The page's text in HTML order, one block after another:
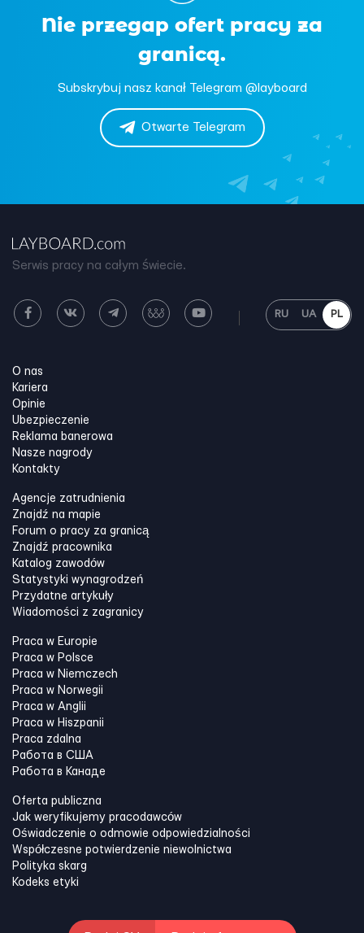
Nie przegap ofert pracy za
granicą.
Subskrybuj nasz kanał Telegram @layboard
Otwarte Telegram
Serwis pracy na całym świecie.
RU UA PL
O nas
Kariera
Opinie
Ubezpieczenie
Reklama banerowa
Nasze nagrody
Kontakty
Agencje zatrudnienia
Znajdź na mapie
Forum o pracy za granicą
Znajdź pracownika
Katalog zawodów
Statystyki wynagrodzeń
Przydatne artykuły
Wiadomości z zagranicy
Praca w Europie
Praca w Polsce
Praca w Niemczech
Praca w Norwegii
Praca w Anglii
Praca w Hiszpanii
Praca zdalna
Работа в США
Работа в Канадe
Oferta publiczna
Jak weryfikujemy pracodawców
Oświadczenie o odmowie odpowiedzialności
Współczesne potwierdzenie niewolnictwa
Polityka skarg
Kodeks etyki